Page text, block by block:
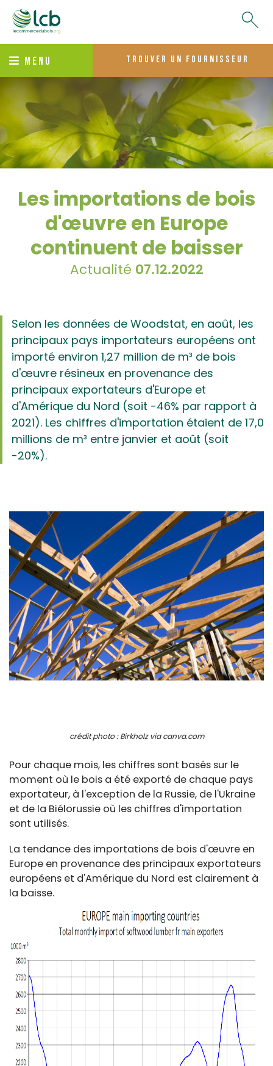
MENU trouver un fournisseur
Les importations de bois
d'œuvre en Europe
continuent de baisser
Actualité 07.12.2022
Selon les données de Woodstat, en août, les
principaux pays importateurs européens ont
importé environ 1,27 million de m³ de bois
d'œuvre résineux en provenance des
principaux exportateurs d'Europe et
d'Amérique du Nord (soit -46% par rapport à
2021). Les chiffres d'importation étaient de 17,0
millions de m³ entre janvier et août (soit
-20%).
crédit photo : Birkholz via canva.com
Pour chaque mois, les chiffres sont basés sur le
moment où le bois a été exporté de chaque pays
exportateur, à l'exception de la Russie, de l'Ukraine
et de la Biélorussie où les chiffres d'importation
sont utilisés.
La tendance des importations de bois d'œuvre en
Europe en provenance des principaux exportateurs
européens et d'Amérique du Nord est clairement à
la baisse.